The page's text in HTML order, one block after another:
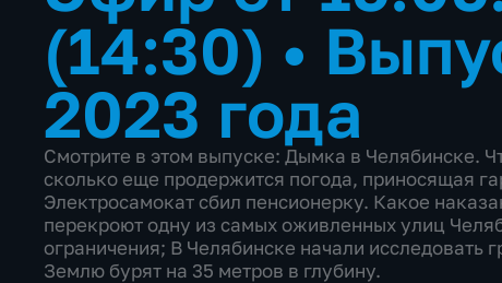
(14:30) •
2023 года
Смотрите в этом выпуске: Дымка в Челябинске.
сколько еще продержится погода, приносящая
Электросамокат сбил пенсионерку. Какое
перекроют одну из самых оживленных улиц
ограничения; В Челябинске начали исследовать
Землю бурят на 35 метров в глубину.